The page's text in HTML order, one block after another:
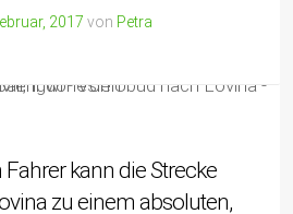
2017 von Petra
kann die Strecke
zu einem absoluten,